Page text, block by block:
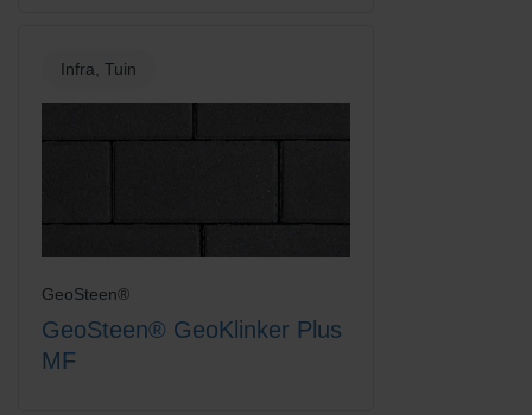
Infra, Tuin
GeoSteen®
GeoSteen® GeoKlinker Plus
MF